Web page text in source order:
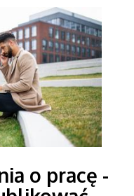
o pracę -